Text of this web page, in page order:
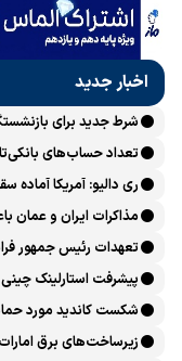
اخبار جدید
شرط جدید برای
تعداد حساب‌های
ری دالیو: آمریکا آماده
مذاکرات ایران و عمان
تعهدات رئیس جمهور
پیشرفت ‏استارلینک چینی
شکست کاندید مورد
زیرساخت‌های برق